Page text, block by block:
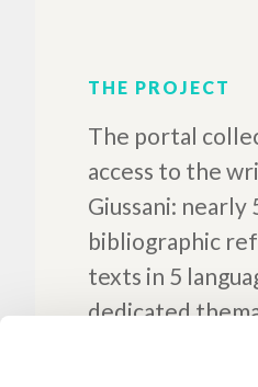
THE PROJECT
The portal
access to the
Giussani: nearly
bibliographic
texts in 5
dedicated